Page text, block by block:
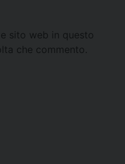
sito web in questo
che commento.